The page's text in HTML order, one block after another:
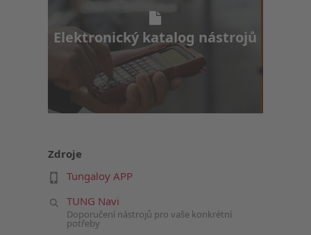
Elektronický katalog nástrojů
Elektronický katalog nástrojů
Zdroje
Tungaloy APP
TUNG Navi
Doporučení nástrojů pro vaše konkrétní
potřeby